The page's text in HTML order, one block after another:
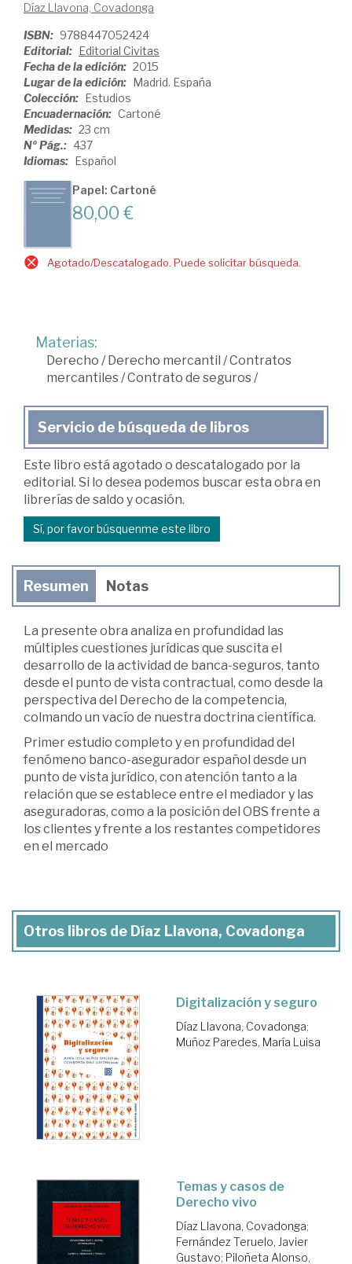
Díaz Llavona, Covadonga
ISBN: 9788447052424
Editorial: Editorial Civitas
Fecha de la edición: 2015
Lugar de la edición: Madrid. España
Colección: Estudios
Encuadernación: Cartoné
Medidas: 23 cm
Nº Pág.: 437
Idiomas: Español
Papel: Cartoné
80,00 €
Agotado/Descatalogado. Puede solicitar búsqueda.
Materias:
Derecho /Derecho mercantil /Contratos
mercantiles/Contrato de seguros/
Servicio de búsqueda de libros
Este libro está agotado o descatalogado por la
editorial. Si lo desea podemos buscar esta obra en
librerías de saldo y ocasión.
Sí, por favor búsquenme este libro
Resumen Notas
La presente obra analiza en profundidad las
múltiples cuestiones jurídicas que suscita el
desarrollo de la actividad de banca-seguros, tanto
desde el punto de vista contractual, como desde la
perspectiva del Derecho de la competencia,
colmando un vacío de nuestra doctrina científica.
Primer estudio completo y en profundidad del
fenómeno banco-asegurador español desde un
punto de vista jurídico, con atención tanto a la
relación que se establece entre el mediador y las
aseguradoras, como a la posición del OBS frente a
los clientes y frente a los restantes competidores
en el mercado
Otros libros de Díaz Llavona, Covadonga
Digitalización y seguro
Díaz Llavona, Covadonga;
Muñoz Paredes, María Luisa
Temas y casos de
Derecho vivo
Díaz Llavona, Covadonga;
Fernández Teruelo, Javier
Gustavo; Piloñeta Alonso,